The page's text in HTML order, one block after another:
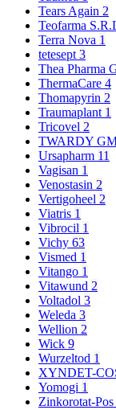
Tears Again 2
Teofarma
Terra Nova 1
tetesept 3
Thea Pharma
ThermaCare 4
Thomapyrin 2
Traumaplant 1
Tricovel 2
TWARDY
Ursapharm 11
Vagisan 1
Venostasin 2
Vertigoheel 2
Viatris 1
Vibrocil 1
Vichy 63
Vismed 1
Vitango 1
Vitawund 2
Voltadol 3
Weleda 3
Wellion 2
Wick 9
Wurzeltod 1
XYNDET-
Yomogi 1
Zinkorotat-Pos